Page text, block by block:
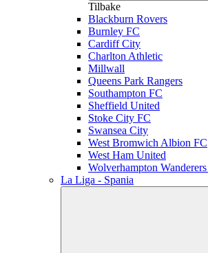
Tilbake
Blackburn Rovers
Burnley FC
Cardiff City
Charlton Athletic
Millwall
Queens Park Rangers
Southampton FC
Sheffield United
Stoke City FC
Swansea City
West Bromwich Albion FC
West Ham United
Wolverhampton
La Liga - Spania